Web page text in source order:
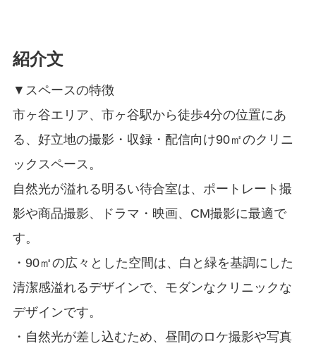
紹介文
▼スペースの特徴
市ヶ谷エリア、市ヶ谷駅から徒歩4分の位置にあ
る、好立地の撮影・収録・配信向け90㎡のクリニ
ックスペース。
自然光が溢れる明るい待合室は、ポートレート撮
影や商品撮影、ドラマ・映画、CM撮影に最適で
す。
・90㎡の広々とした空間は、白と緑を基調にした
清潔感溢れるデザインで、モダンなクリニックな
デザインです。
・自然光が差し込むため、昼間のロケ撮影や写真